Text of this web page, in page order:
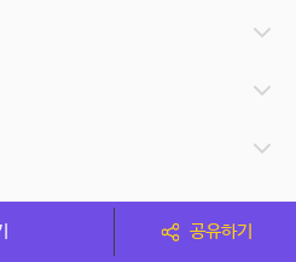
공유하기